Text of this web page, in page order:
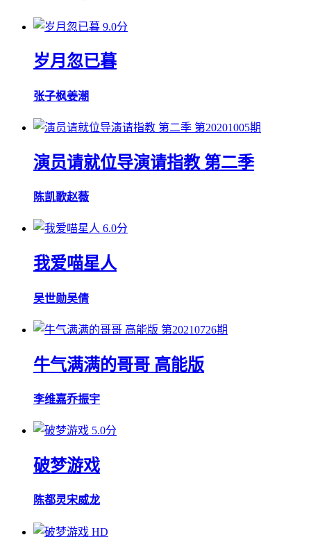
9.0分
岁月忽已暮
张子枫姜潮
第20201005期
演员请就位导演请指教 第二季
陈凯歌赵薇
6.0分
我爱喵星人
吴世勋吴倩
第20210726期
牛气满满的哥哥 高能版
李维嘉乔振宇
5.0分
破梦游戏
陈都灵宋威龙
HD